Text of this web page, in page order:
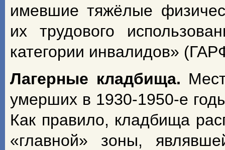
имевшие тяжёлые
их трудового
категории инвалидов»
Лагерные кладбища.
умерших в 1930-1950-е
Как правило, кладбища
«главной» зоны,